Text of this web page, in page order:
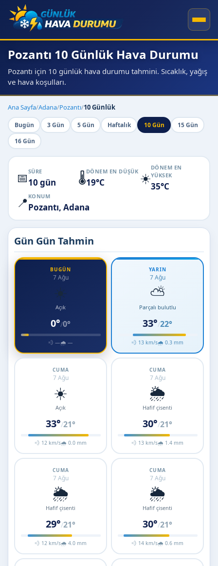
Pozantı 10 Günlük Hava Durumu
Pozantı için 10 günlük hava durumu tahmini. Sıcaklık, yağış
ve hava koşulları.
Ana Sayfa/Adana/Pozantı/10 Günlük
Bugün 3 Gün 5 Gün Haftalık 10 Gün
15 Gün
16 Gün
📅 SÜRE
10 gün 🌡️DÖNEM EN DÜŞÜK
19°C ☀️
DÖNEM EN
YÜKSEK
35°C
📍 KONUM
Pozantı, Adana
Gün Gün Tahmin
BUGÜN
7 Ağu
☀️
Açık
0°/0°
💨 —🌧 —
YARIN
7 Ağu
⛅
Parçalı bulutlu
33°/22°
💨 13 km/s🌧 0.3 mm
CUMA
7 Ağu
☀️
Açık
33°/21°
💨 12 km/s🌧 0.0 mm
CUMA
7 Ağu
🌦️
Hafif çisenti
30°/21°
💨 13 km/s🌧 1.4 mm
CUMA
7 Ağu
🌦️
Hafif çisenti
29°/21°
💨 12 km/s🌧 4.0 mm
CUMA
7 Ağu
🌦️
Hafif çisenti
30°/21°
💨 14 km/s🌧 0.6 mm